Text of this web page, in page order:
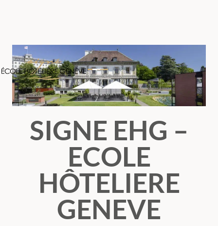
SIGNE EHG –
ECOLE
HÔTELIERE
GENEVE